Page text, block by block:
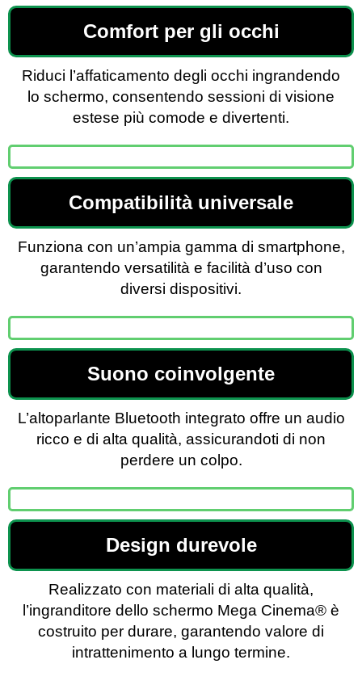
Comfort per gli occhi
Riduci l’affaticamento degli occhi ingrandendo
lo schermo, consentendo sessioni di visione
estese più comode e divertenti.
Compatibilità universale
Funziona con un’ampia gamma di smartphone,
garantendo versatilità e facilità d’uso con
diversi dispositivi.
Suono coinvolgente
L’altoparlante Bluetooth integrato offre un audio
ricco e di alta qualità, assicurandoti di non
perdere un colpo.
Design durevole
Realizzato con materiali di alta qualità,
l’ingranditore dello schermo Mega Cinema®️ è
costruito per durare, garantendo valore di
intrattenimento a lungo termine.